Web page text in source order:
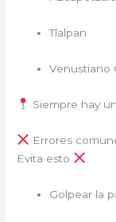
Tlalpan
Venustiano
Siempre hay
Errores
Evita esto
Golpear la